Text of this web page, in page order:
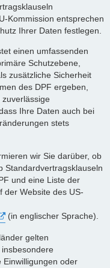
Kommission entsprechen
Ihrer Daten festlegen.
einen umfassenden
Schutzebene,
zusätzliche Sicherheit
des DPF ergeben,
Ihre Daten auch bei
stets
wir Sie darüber, ob
Standardvertragsklauseln
und eine Liste der
der Website des US-
(in englischer Sprache).
gelten
Einwilligungen oder